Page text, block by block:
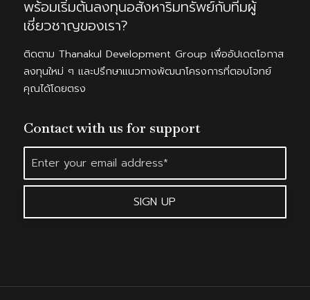
พร้อมเริ่มต้นลงทุนอสังหาริมทรัพย์กับทีมผู้
เชี่ยวชาญของเรา?
ติดตาม Thanakul Development Group เพื่ออัปเดตโอกาส
ลงทุนใหม่ ๆ และปรึกษาแนวทางพัฒนาโครงการที่ตอบโจทย์
คุณได้โดยตรง
Contact with us for support